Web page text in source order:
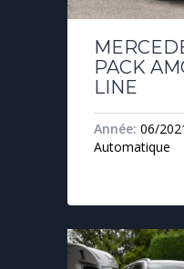
PACK
LINE
Année: 06/
Automatique